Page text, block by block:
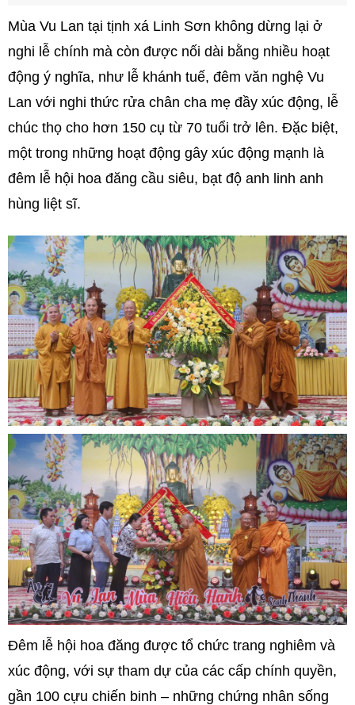
Mùa Vu Lan tại tịnh xá Linh Sơn không dừng lại ở
nghi lễ chính mà còn được nối dài bằng nhiều hoạt
động ý nghĩa, như lễ khánh tuế, đêm văn nghệ Vu
Lan với nghi thức rửa chân cha mẹ đầy xúc động, lễ
chúc thọ cho hơn 150 cụ từ 70 tuổi trở lên. Đặc biệt,
một trong những hoạt động gây xúc động mạnh là
đêm lễ hội hoa đăng cầu siêu, bạt độ anh linh anh
hùng liệt sĩ.
Đêm lễ hội hoa đăng được tổ chức trang nghiêm và
xúc động, với sự tham dự của các cấp chính quyền,
gần 100 cựu chiến binh – những chứng nhân sống